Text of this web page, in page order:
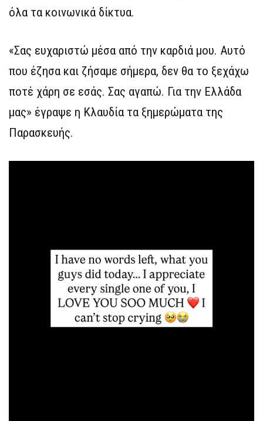
όλα τα κοινωνικά δίκτυα.
«Σας ευχαριστώ μέσα από την καρδιά μου. Αυτό
που έζησα και ζήσαμε σήμερα, δεν θα το ξεχάχω
ποτέ χάρη σε εσάς. Σας αγαπώ. Για την Ελλάδα
μας» έγραψε η Κλαυδία τα ξημερώματα της
Παρασκευής.